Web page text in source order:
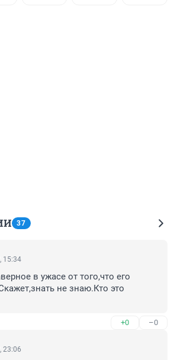
37
15:34
в ужасе от того,что его
не знаю.Кто это
+0 –0
23:06